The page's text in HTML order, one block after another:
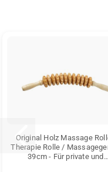
Original Holz Massage
Therapie Rolle /
39cm - Für private und